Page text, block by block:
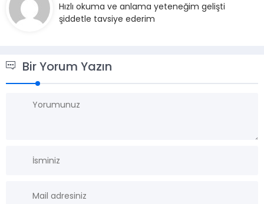
Hızlı okuma ve anlama yeteneğim gelişti
şiddetle tavsiye ederim
Bir Yorum Yazın